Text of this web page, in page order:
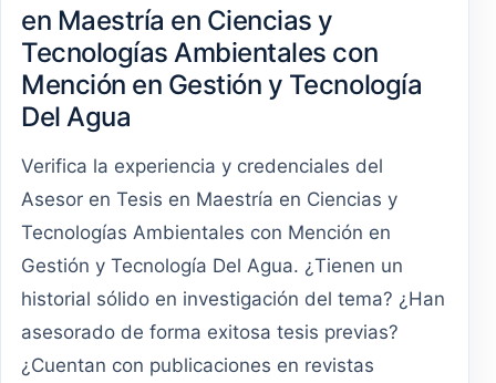
en Maestría en Ciencias y
Tecnologías Ambientales con
Mención en Gestión y Tecnología
Del Agua
Verifica la experiencia y credenciales del
Asesor en Tesis en Maestría en Ciencias y
Tecnologías Ambientales con Mención en
Gestión y Tecnología Del Agua. ¿Tienen un
historial sólido en investigación del tema? ¿Han
asesorado de forma exitosa tesis previas?
¿Cuentan con publicaciones en revistas